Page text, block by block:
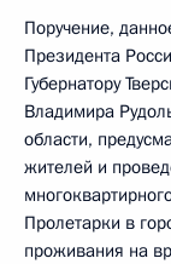
Поручение,
Президента
Губернатору
Владимира
области,
жителей и
Пролетарки в
проживания на